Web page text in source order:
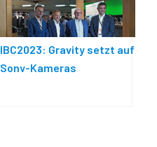
IBC2023: Gravity setzt auf
Sony-Kameras